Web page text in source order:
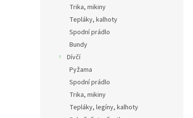
Trika, mikiny
Tepláky, kalhoty
Spodní prádlo
Bundy
Dívčí
Pyžama
Spodní prádlo
Trika, mikiny
Tepláky, legíny, kalhoty